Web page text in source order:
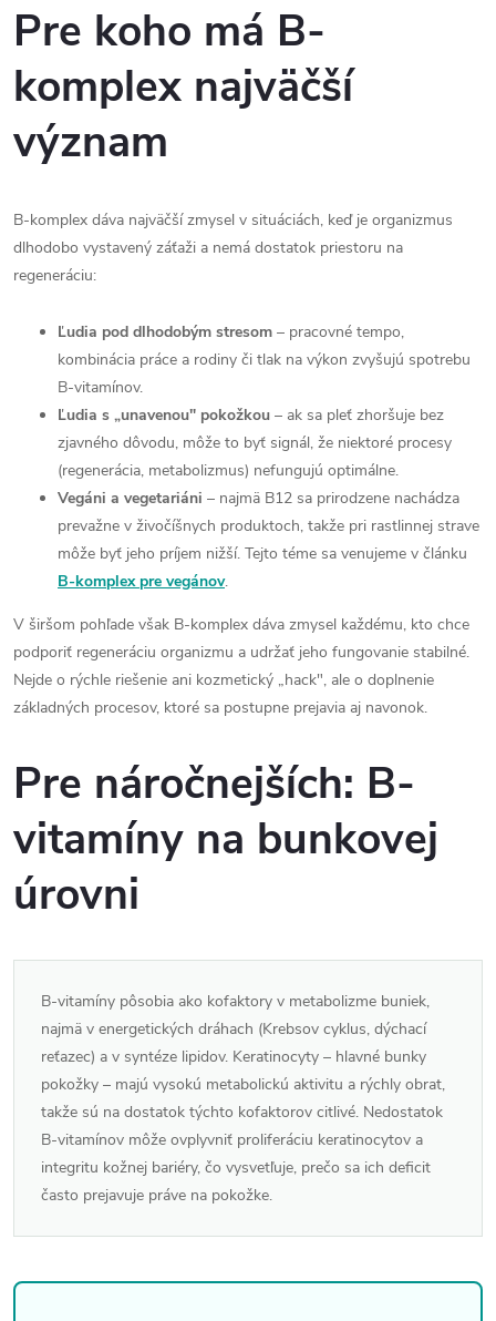
Pre koho má B-
komplex najväčší
význam
B-komplex dáva najväčší zmysel v situáciách, keď je organizmus
dlhodobo vystavený záťaži a nemá dostatok priestoru na
regeneráciu:
Ľudia pod dlhodobým stresom – pracovné tempo,
kombinácia práce a rodiny či tlak na výkon zvyšujú spotrebu
B-vitamínov.
Ľudia s „unavenou" pokožkou – ak sa pleť zhoršuje bez
zjavného dôvodu, môže to byť signál, že niektoré procesy
(regenerácia, metabolizmus) nefungujú optimálne.
Vegáni a vegetariáni – najmä B12 sa prirodzene nachádza
prevažne v živočíšnych produktoch, takže pri rastlinnej strave
môže byť jeho príjem nižší. Tejto téme sa venujeme v článku
B-komplex pre vegánov.
V širšom pohľade však B-komplex dáva zmysel každému, kto chce
podporiť regeneráciu organizmu a udržať jeho fungovanie stabilné.
Nejde o rýchle riešenie ani kozmetický „hack", ale o doplnenie
základných procesov, ktoré sa postupne prejavia aj navonok.
Pre náročnejších: B-
vitamíny na bunkovej
úrovni
B-vitamíny pôsobia ako kofaktory v metabolizme buniek,
najmä v energetických dráhach (Krebsov cyklus, dýchací
reťazec) a v syntéze lipidov. Keratinocyty – hlavné bunky
pokožky – majú vysokú metabolickú aktivitu a rýchly obrat,
takže sú na dostatok týchto kofaktorov citlivé. Nedostatok
B-vitamínov môže ovplyvniť proliferáciu keratinocytov a
integritu kožnej bariéry, čo vysvetľuje, prečo sa ich deficit
často prejavuje práve na pokožke.